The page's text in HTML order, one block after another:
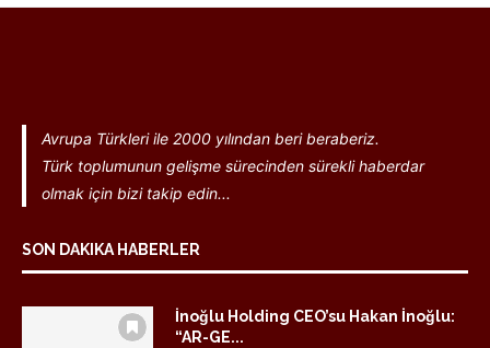
Avrupa Türkleri ile 2000 yılından beri beraberiz.
Türk toplumunun gelişme sürecinden sürekli haberdar
olmak için bizi takip edin...
SON DAKIKA HABERLER
İnoğlu Holding CEO’su Hakan İnoğlu:
“AR-GE...